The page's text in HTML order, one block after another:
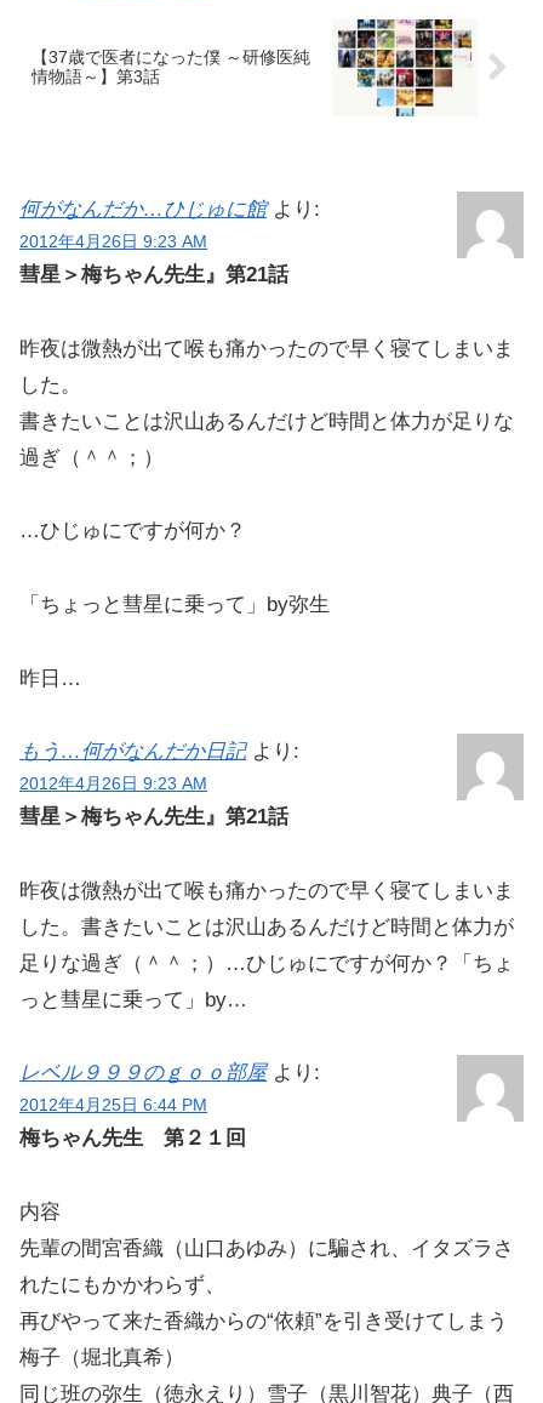
【37歳で医者になった僕 ～研修医純
情物語～】第3話
何がなんだか…ひじゅに館 より:
2012年4月26日 9:23 AM
彗星＞梅ちゃん先生』第21話
昨夜は微熱が出て喉も痛かったので早く寝てしまいま
した。
書きたいことは沢山あるんだけど時間と体力が足りな
過ぎ（＾＾；）
…ひじゅにですが何か？
「ちょっと彗星に乗って」by弥生
昨日…
もう…何がなんだか日記 より:
2012年4月26日 9:23 AM
彗星＞梅ちゃん先生』第21話
昨夜は微熱が出て喉も痛かったので早く寝てしまいま
した。書きたいことは沢山あるんだけど時間と体力が
足りな過ぎ（＾＾；）…ひじゅにですが何か？「ちょ
っと彗星に乗って」by…
レベル９９９のｇｏｏ部屋 より:
2012年4月25日 6:44 PM
梅ちゃん先生 第２１回
内容
先輩の間宮香織（山口あゆみ）に騙され、イタズラさ
れたにもかかわらず、
再びやって来た香織からの“依頼”を引き受けてしまう
梅子（堀北真希）
同じ班の弥生（徳永えり）雪子（黒川智花）典子（西